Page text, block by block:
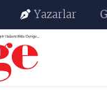
Yazarlar